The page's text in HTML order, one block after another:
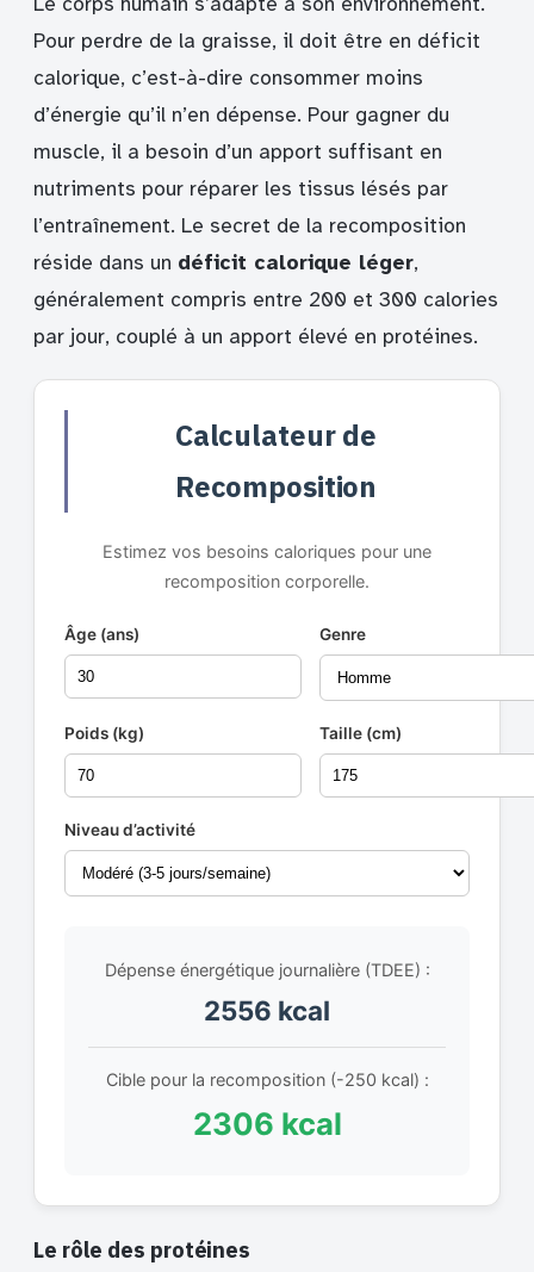
Pour perdre de la graisse, il doit être en déficit
calorique, c’est-à-dire consommer moins
d’énergie qu’il n’en dépense. Pour gagner du
muscle, il a besoin d’un apport suffisant en
nutriments pour réparer les tissus lésés par
l’entraînement. Le secret de la recomposition
réside dans un déficit calorique léger,
généralement compris entre 200 et 300 calories
par jour, couplé à un apport élevé en protéines.
Calculateur de
Recomposition
Estimez vos besoins caloriques pour une
recomposition corporelle.
Âge (ans) Genre
Poids (kg) Taille (cm)
Niveau d’activité
Dépense énergétique journalière (TDEE) :
2556 kcal
Cible pour la recomposition (-250 kcal) :
2306 kcal
Le rôle des protéines